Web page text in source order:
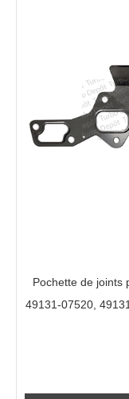
Pochette de joints
49131-07520,